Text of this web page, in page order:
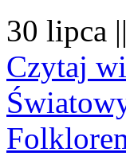
30 lipca
Czytaj